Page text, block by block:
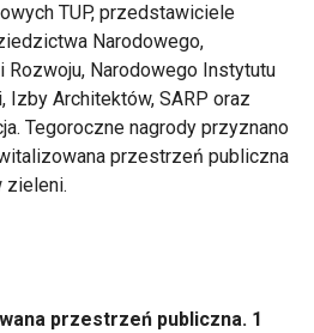
TUP, przedstawiciele
Narodowego,
Narodowego Instytutu
Izby Architektów, SARP oraz
Tegoroczne nagrody przyznano
przestrzeń publiczna
zieleni.
przestrzeń publiczna. 1